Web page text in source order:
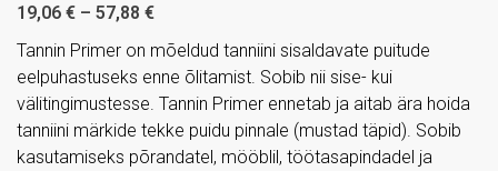
19,06 € – 57,88 €
Tannin Primer on mõeldud tanniini sisaldavate puitude
eelpuhastuseks enne õlitamist. Sobib nii sise- kui
välitingimustesse. Tannin Primer ennetab ja aitab ära hoida
tanniini märkide tekke puidu pinnale (mustad täpid). Sobib
kasutamiseks põrandatel, mööblil, töötasapindadel ja